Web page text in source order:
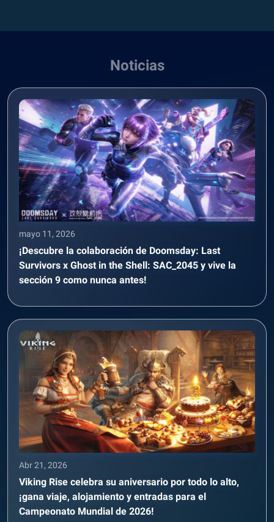
Noticias
mayo 11, 2026
¡Descubre la colaboración de Doomsday: Last
Survivors x Ghost in the Shell: SAC_2045 y vive la
sección 9 como nunca antes!
Abr 21, 2026
Viking Rise celebra su aniversario por todo lo alto,
¡gana viaje, alojamiento y entradas para el
Campeonato Mundial de 2026!